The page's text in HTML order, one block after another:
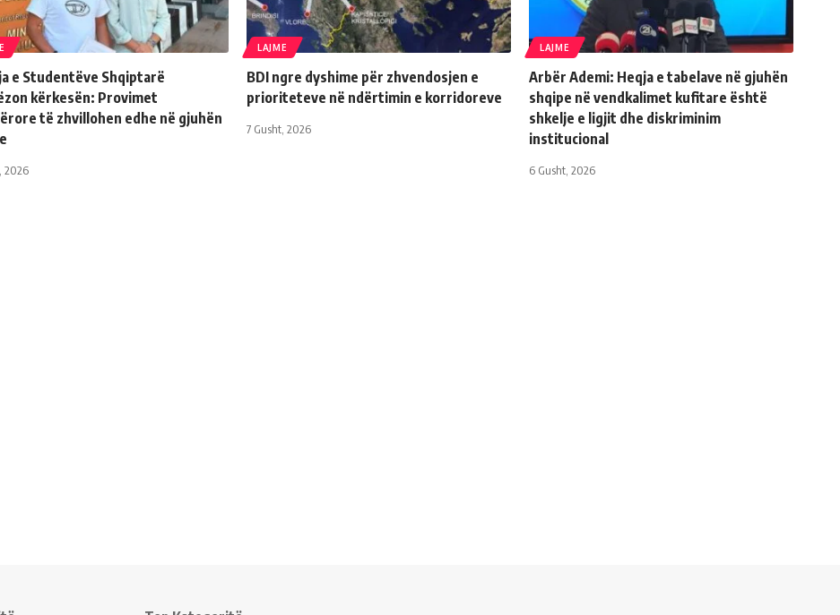
e Studentëve Shqiptarë
kërkesën: Provimet
të zhvillohen edhe në gjuhën
2026
LAJME
BDI ngre dyshime për zhvendosjen e
prioriteteve në ndërtimin e korridoreve
7 Gusht, 2026
LAJME
Arbër Ademi: Heqja e tabelave në gjuhën
shqipe në vendkalimet kufitare është
shkelje e ligjit dhe diskriminim
institucional
6 Gusht, 2026